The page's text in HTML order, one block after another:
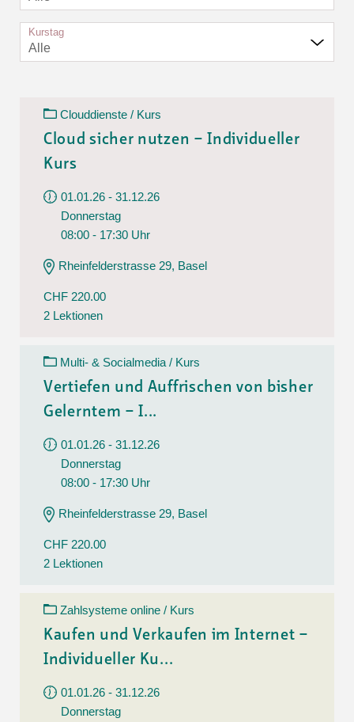
Kurstag
Alle
Clouddienste / Kurs
Cloud sicher nutzen – Individueller
Kurs
01.01.26 - 31.12.26
Donnerstag
08:00 - 17:30 Uhr
Rheinfelderstrasse 29, Basel
CHF 220.00
2 Lektionen
Multi- & Socialmedia / Kurs
Vertiefen und Auffrischen von bisher
Gelerntem – I...
01.01.26 - 31.12.26
Donnerstag
08:00 - 17:30 Uhr
Rheinfelderstrasse 29, Basel
CHF 220.00
2 Lektionen
Zahlsysteme online / Kurs
Kaufen und Verkaufen im Internet –
Individueller Ku...
01.01.26 - 31.12.26
Donnerstag